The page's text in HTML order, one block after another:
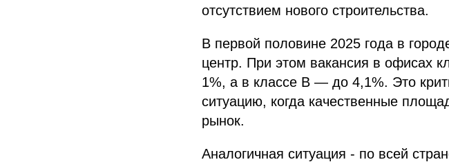
отсутствием нового строительства.​
В первой половине 2025 года в
центр. При этом вакансия в офисах
1%, а в классе В — до 4,1%. Это
ситуацию, когда качественные
рынок.​
Аналогичная ситуация - по всей